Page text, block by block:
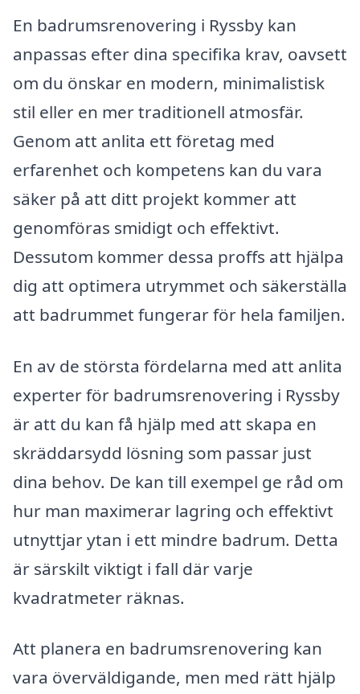
En badrumsrenovering i Ryssby kan
anpassas efter dina specifika krav, oavsett
om du önskar en modern, minimalistisk
stil eller en mer traditionell atmosfär.
Genom att anlita ett företag med
erfarenhet och kompetens kan du vara
säker på att ditt projekt kommer att
genomföras smidigt och effektivt.
Dessutom kommer dessa proffs att hjälpa
dig att optimera utrymmet och säkerställa
att badrummet fungerar för hela familjen.
En av de största fördelarna med att anlita
experter för badrumsrenovering i Ryssby
är att du kan få hjälp med att skapa en
skräddarsydd lösning som passar just
dina behov. De kan till exempel ge råd om
hur man maximerar lagring och effektivt
utnyttjar ytan i ett mindre badrum. Detta
är särskilt viktigt i fall där varje
kvadratmeter räknas.
Att planera en badrumsrenovering kan
vara överväldigande, men med rätt hjälp